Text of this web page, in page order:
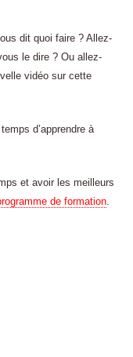
dit quoi faire ? Allez-
le dire ? Ou allez-
vidéo sur cette
d’apprendre à
et avoir les meilleurs
de formation